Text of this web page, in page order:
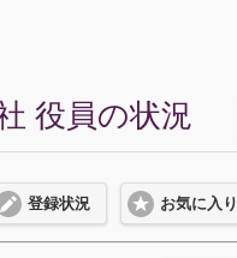
役員の状況
登録状況 お気に入り